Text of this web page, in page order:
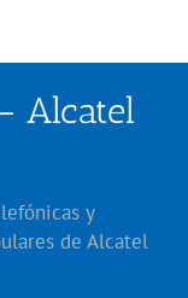
Alcatel
y
de Alcatel